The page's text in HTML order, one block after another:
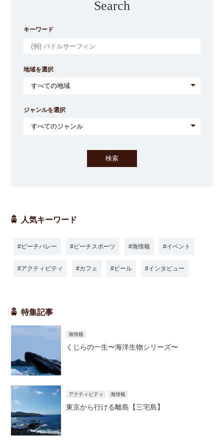
Search
キーワード
地域を選択
ジャンルを選択
人気キーワード
ビーチバレー ビーチスポーツ 海情報 イベント
アクティビティ カフェ ビール インタビュー
特集記事
海情報
くじらの一生〜海洋生物シリーズ〜
アクティビティ 海情報
東京から行ける離島【三宅島】